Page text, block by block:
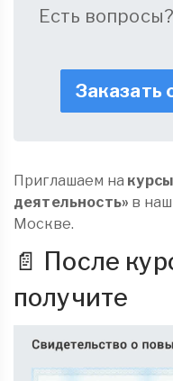
Есть
Заказать
Приглашаем на
деятельность» в
Москве.
📄 После
получите